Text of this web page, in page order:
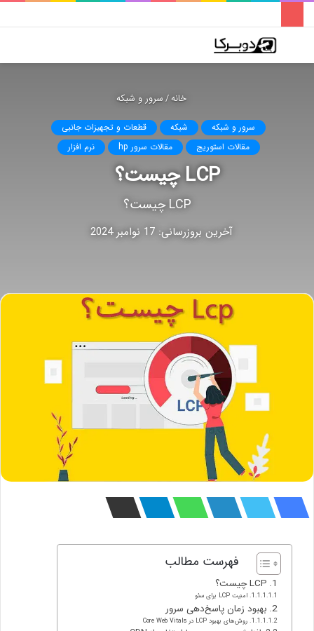
پوسته
فهرست
خانه/سرور و شبکه
سرور و شبکه شبکه
قطعات و تجهیزات جانبی
مقالات استوریج
مقالات سرور hp نرم افزار
LCP چیست؟
LCP چیست؟
آخرین بروزرسانی: 17 نوامبر 2024
فهرست مطالب
LCP چیست؟
امنیت LCP برای سئو
بهبود زمان پاسخ‌دهی سرور
روش‌های بهبود LCP در Core Web Vitals